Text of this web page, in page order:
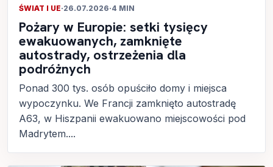
ŚWIAT I UE·26.07.2026·4 MIN
Pożary w Europie: setki tysięcy
ewakuowanych, zamknięte
autostrady, ostrzeżenia dla
podróżnych
Ponad 300 tys. osób opuściło domy i miejsca
wypoczynku. We Francji zamknięto autostradę
A63, w Hiszpanii ewakuowano miejscowości pod
Madrytem....